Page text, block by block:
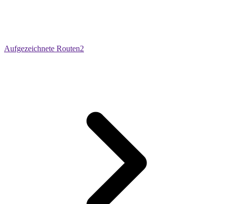
Aufgezeichnete Routen2